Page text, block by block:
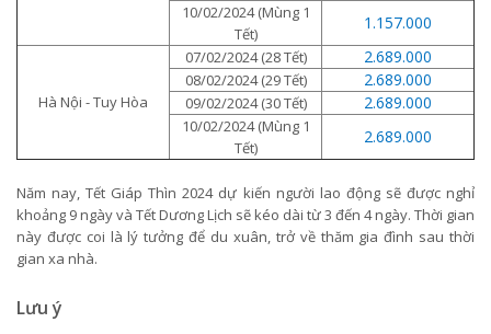
10/02/2024 (Mùng 1
Tết)
1.157.000
Hà Nội - Tuy Hòa
07/02/2024 (28 Tết) 2.689.000
08/02/2024 (29 Tết) 2.689.000
09/02/2024 (30 Tết) 2.689.000
10/02/2024 (Mùng 1
Tết)
2.689.000
Năm nay, Tết Giáp Thìn 2024 dự kiến người lao động sẽ được nghỉ
khoảng 9 ngày và Tết Dương Lịch sẽ kéo dài từ 3 đến 4 ngày. Thời gian
này được coi là lý tưởng để du xuân, trở về thăm gia đình sau thời
gian xa nhà.
Lưu ý